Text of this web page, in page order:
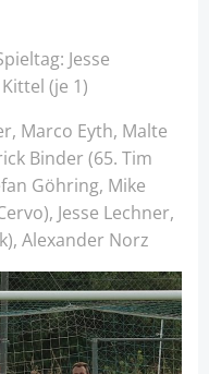
Jesse
(je 1)
Marco Eyth, Malte
Binder (65. Tim
Göhring, Mike
Jesse Lechner,
Alexander Norz